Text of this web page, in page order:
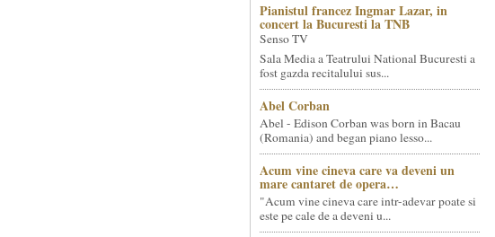
Pianistul francez Ingmar Lazar, in
concert la Bucuresti la TNB
Senso TV
Sala Media a Teatrului National Bucuresti a
fost gazda recitalului sus...
Abel Corban
Abel - Edison Corban was born in Bacau
(Romania) and began piano lesso...
Acum vine cineva care va deveni un
mare cantaret de opera…
"Acum vine cineva care intr-adevar poate si
este pe cale de a deveni u...